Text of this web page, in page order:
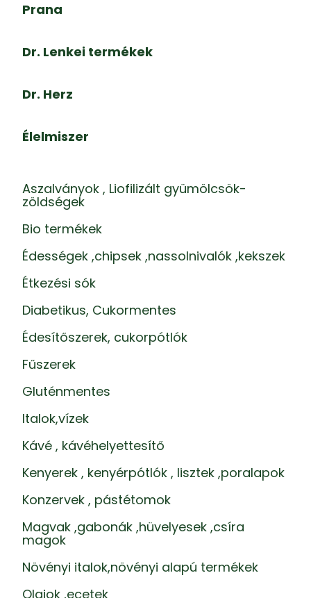
Prana
Dr. Lenkei termékek
Dr. Herz
Élelmiszer
Aszalványok , Liofilizált gyümölcsök-
zöldségek
Bio termékek
Édességek ,chipsek ,nassolnivalók ,kekszek
Étkezési sók
Diabetikus, Cukormentes
Édesítőszerek, cukorpótlók
Fűszerek
Gluténmentes
Italok,vízek
Kávé , kávéhelyettesítő
Kenyerek , kenyérpótlók , lisztek ,poralapok
Konzervek , pástétomok
Magvak ,gabonák ,hüvelyesek ,csíra
magok
Növényi italok,növényi alapú termékek
Olajok ,ecetek